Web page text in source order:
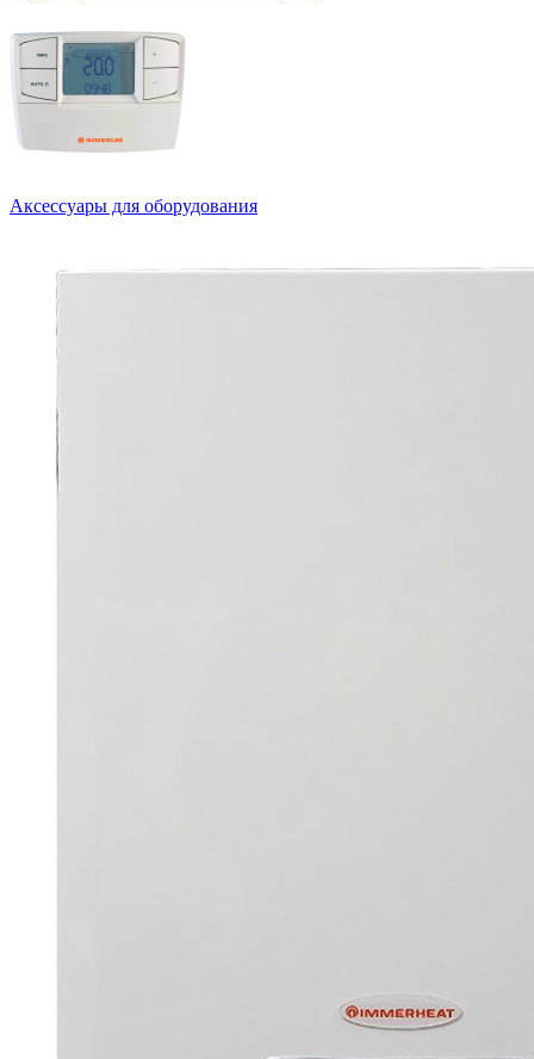
Аксессуары для оборудования